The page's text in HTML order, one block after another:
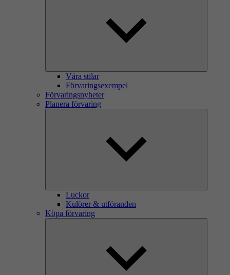
Våra stilar
Förvaringsexempel
Förvaringsnyheter
Planera förvaring
Luckor
Kulörer & utföranden
Köpa förvaring